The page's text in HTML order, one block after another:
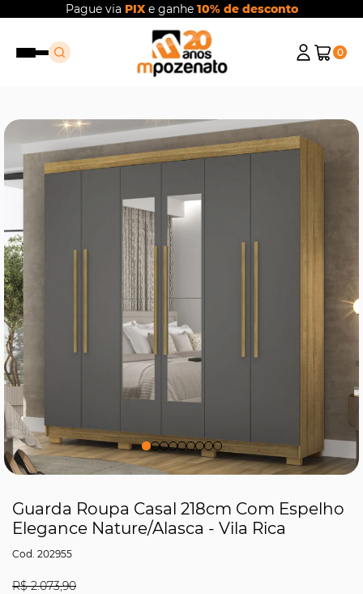
Pague via PIXe ganhe 10% de desconto
0
Guarda Roupa Casal 218cm Com Espelho
Elegance Nature/Alasca - Vila Rica
202955
R$ 2.073,90